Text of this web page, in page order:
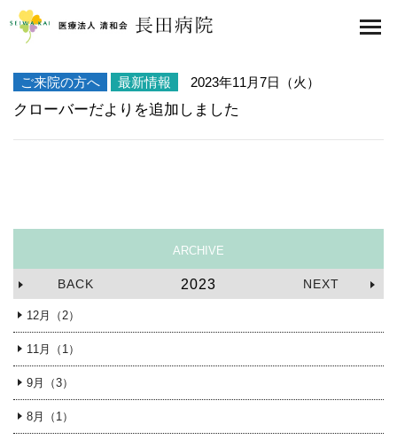
ご来院の方へ 最新情報 2023年11月7日（火）
クローバーだよりを追加しました
ARCHIVE
BACK 2023 NEXT
12月（2）
11月（1）
9月（3）
8月（1）